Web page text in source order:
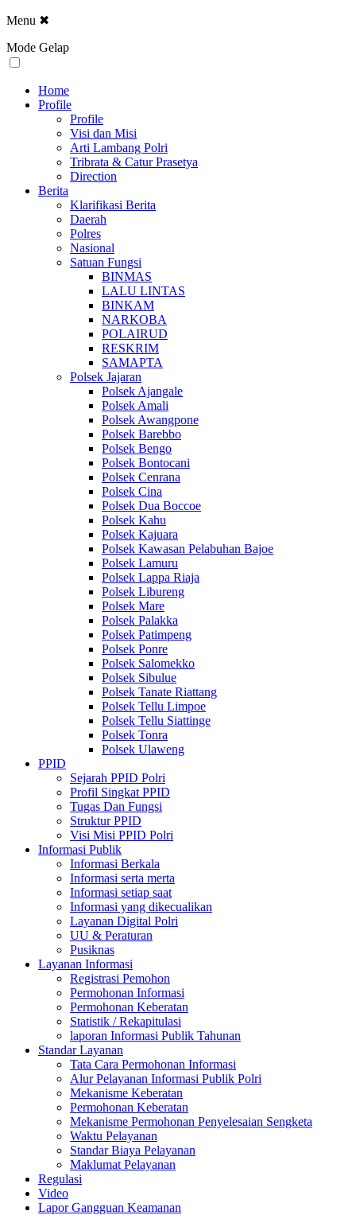
Menu ✖
Mode Gelap
Home
Profile
Profile
Visi dan Misi
Arti Lambang Polri
Tribrata & Catur Prasetya
Direction
Berita
Klarifikasi Berita
Daerah
Polres
Nasional
Satuan Fungsi
BINMAS
LALU LINTAS
BINKAM
NARKOBA
POLAIRUD
RESKRIM
SAMAPTA
Polsek Jajaran
Polsek Ajangale
Polsek Amali
Polsek Awangpone
Polsek Barebbo
Polsek Bengo
Polsek Bontocani
Polsek Cenrana
Polsek Cina
Polsek Dua Boccoe
Polsek Kahu
Polsek Kajuara
Polsek Kawasan Pelabuhan Bajoe
Polsek Lamuru
Polsek Lappa Riaja
Polsek Libureng
Polsek Mare
Polsek Palakka
Polsek Patimpeng
Polsek Ponre
Polsek Salomekko
Polsek Sibulue
Polsek Tanate Riattang
Polsek Tellu Limpoe
Polsek Tellu Siattinge
Polsek Tonra
Polsek Ulaweng
PPID
Sejarah PPID Polri
Profil Singkat PPID
Tugas Dan Fungsi
Struktur PPID
Visi Misi PPID Polri
Informasi Publik
Informasi Berkala
Informasi serta merta
Informasi setiap saat
Informasi yang dikecualikan
Layanan Digital Polri
UU & Peraturan
Pusiknas
Layanan Informasi
Registrasi Pemohon
Permohonan Informasi
Permohonan Keberatan
Statistik / Rekapitulasi
laporan Informasi Publik Tahunan
Standar Layanan
Tata Cara Permohonan Informasi
Alur Pelayanan Informasi Publik Polri
Mekanisme Keberatan
Permohonan Keberatan
Mekanisme Permohonan Penyelesaian Sengketa
Waktu Pelayanan
Standar Biaya Pelayanan
Maklumat Pelayanan
Regulasi
Video
Lapor Gangguan Keamanan